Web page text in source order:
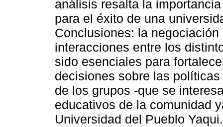
análisis resalta la
para el éxito de una
Conclusiones: la
interacciones entre los
sido esenciales para
decisiones sobre las
de los grupos -que se
educativos de la comunidad
Universidad del Pueblo Yaqui.